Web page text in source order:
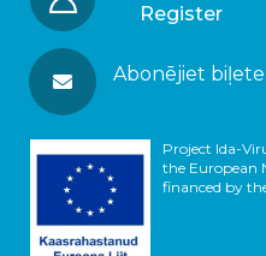
Register
Abonējiet
Project Ida-
the European
financed by